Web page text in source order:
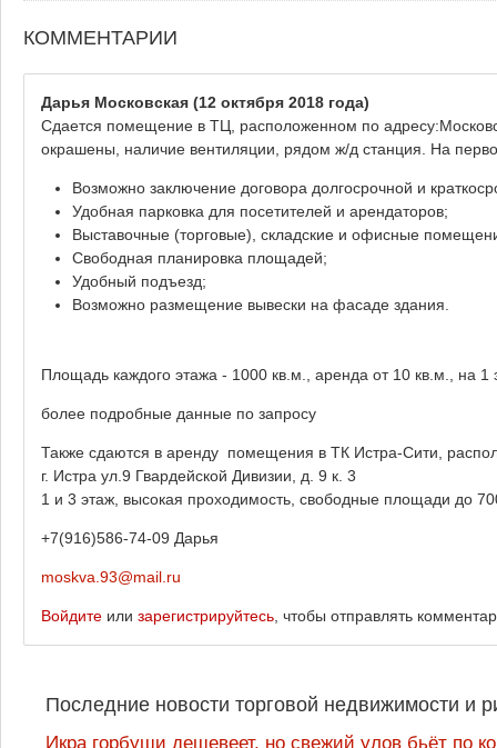
КОММЕНТАРИИ
Дарья Московская (12 октября 2018 года)
Сдается помещение в ТЦ, расположенном по
окрашены, наличие вентиляции, рядом ж/д станция. На
Возможно заключение договора долгосрочной и
Удобная парковка для посетителей и арендаторов;
Выставочные (торговые), складские и офисные
Свободная планировка площадей;
Удобный подъезд;
Возможно размещение вывески на фасаде здания.
Площадь каждого этажа - 1000 кв.м., аренда от 10 кв.м., на
более подробные данные по запросу
Также сдаются в аренду помещения в ТК Истра-Сити,
г. Истра ул.9 Гвардейской Дивизии, д. 9 к. 3
1 и 3 этаж, высокая проходимость, свободные площади до
+7(916)586-74-09 Дарья
moskva.93@mail.ru
Войдите или зарегистрируйтесь , чтобы отправлять
Последние новости торговой недвижимости и
Икра горбуши дешевеет, но свежий улов бьёт по